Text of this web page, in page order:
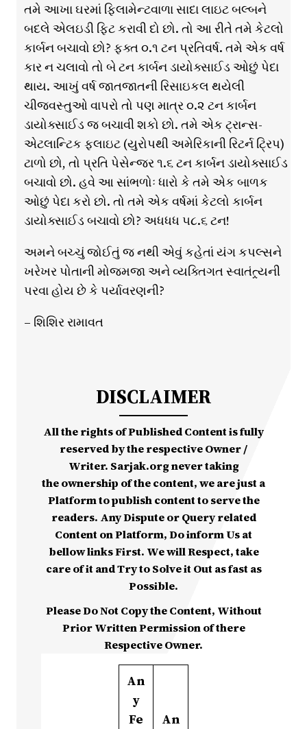
તમે આખા ઘરમાં ફિલામેન્ટવાળા સાદા લાઇટ બલ્બને
બદલે એલઇડી ફિટ કરાવી દો છો. તો આ રીતે તમે કેટલો
કાર્બન બચાવો છો? ફક્ત ૦.૧ ટન પ્રતિવર્ષ. તમે એક વર્ષ
કાર ન ચલાવો તો બે ટન કાર્બન ડાયોક્સાઈડ ઓછું પેદા
થાય. આખું વર્ષ જાતજાતની રિસાઇકલ થયેલી
ચીજવસ્તુઓ વાપરો તો પણ માત્ર ૦.૨ ટન કાર્બન
ડાયોક્સાઈડ જ બચાવી શકો છો. તમે એક ટ્રાન્સ-
એટલાન્ટિક ફ્લાઇટ (યુરોપથી અમેરિકાની રિટર્ન ટ્રિપ)
ટાળો છો, તો પ્રતિ પેસેન્જર ૧.૬ ટન કાર્બન ડાયોક્સાઈડ
બચાવો છો. હવે આ સાંભળોઃ ધારો કે તમે એક બાળક
ઓછું પેદા કરો છો. તો તમે એક વર્ષમાં કેટલો કાર્બન
ડાયોક્સાઈડ બચાવો છો? અધધધ ૫૮.૬ ટન!
અમને બચ્ચું જોઈતું જ નથી એવું કહેતાં યંગ કપલ્સને
ખરેખર પોતાની મોજમજા અને વ્યક્તિગત સ્વાતંત્ર્યની
પરવા હોય છે કે પર્યાવરણની?
– શિશિર રામાવત
DISCLAIMER
All the rights of Published Content is fully
reserved by the respective Owner /
Writer. Sarjak.org never taking
the ownership of the content, we are just a
Platform to publish content to serve the
readers. Any Dispute or Query related
Content on Platform, Do inform Us at
bellow links First. We will Respect, take
care of it and Try to Solve it Out as fast as
Possible.
Please Do Not Copy the Content, Without
Prior Written Permission of there
Respective Owner.
An
y
Fe
An